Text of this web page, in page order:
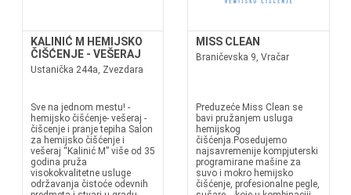
KALINIĆ M HEMIJSKO
ČIŠĆENJE - VEŠERAJ
Ustanička 244a, Zvezdara
Sve na jednom mestu! -
hemijsko čišćenje- vešeraj -
čišcenje i pranje tepiha Salon
za hemijsko čišćenje i
vešeraj “Kalinić M” više od 35
godina pruža
visokokvalitetne usluge
održavanja čistoće odevnih
MISS CLEAN
Braničevska 9, Vračar
Preduzeće Miss Clean se
bavi pružanjem usluga
hemijskog
čišćenja.Posedujemo
najsavremenije kompjuterski
programirane mašine za
suvo i mokro hemijsko
čišćenje, profesionalne pegle,